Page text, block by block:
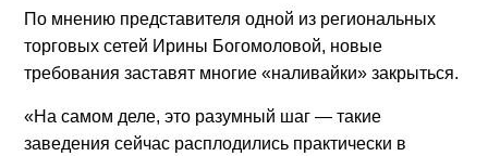
По мнению представителя одной из региональных
торговых сетей Ирины Богомоловой, новые
требования заставят многие «наливайки» закрыться.
«На самом деле, это разумный шаг — такие
заведения сейчас расплодились практически в